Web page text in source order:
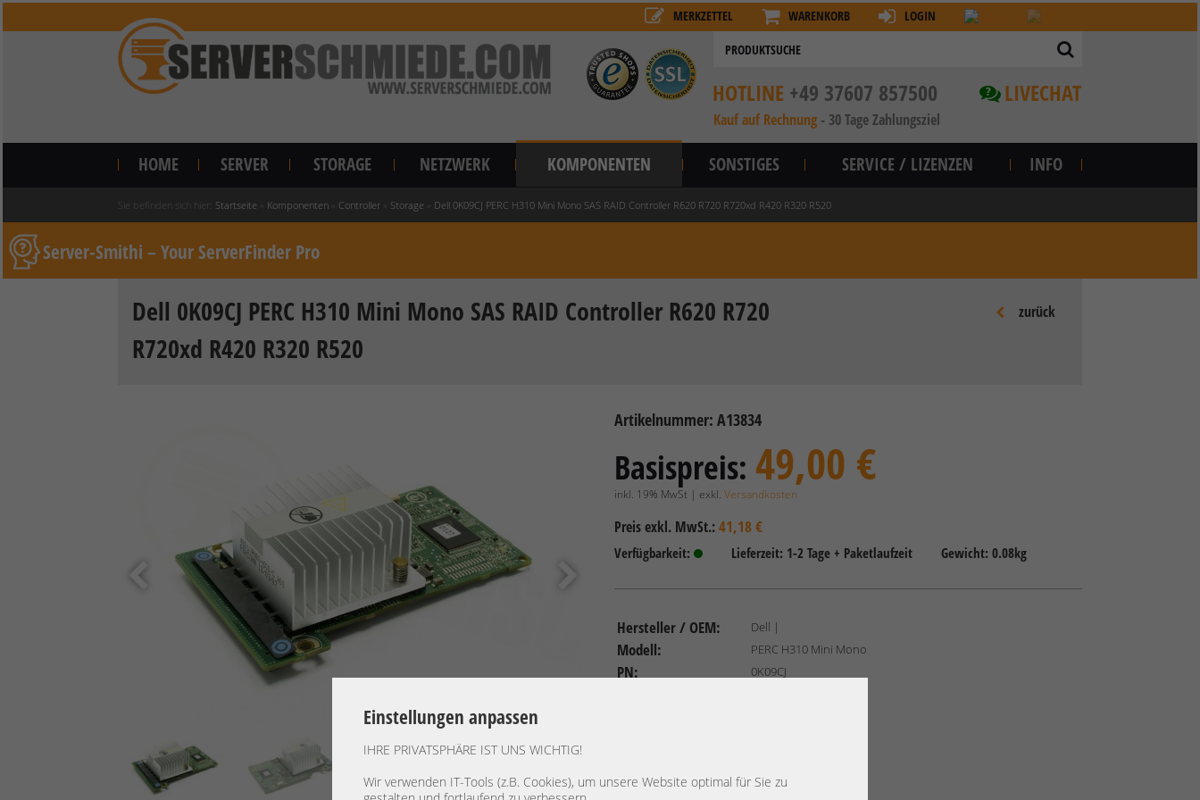
Einstellungen anpassen
IHRE PRIVATSPHÄRE IST UNS WICHTIG!
Wir verwenden IT-Tools (z.B. Cookies), um unsere Website optimal für Sie zu
MERKZETTEL WARENKORB LOGIN
? LIVECHAT
HOTLINE +49 37607 857500
Kauf auf Rechnung - 30 Tage Zahlungsziel
HOME SERVER STORAGE NETZWERK KOMPONENTEN SONSTIGES SERVICE / LIZENZEN INFO
Sie befinden sich hier: Startseite Komponenten Controller Storage Dell 0K09CJ PERC H310 Mini Mono SAS RAID Controller R620 R720 R720xd R420 R320 R520
Server-Smithi – Your ServerFinder Pro
zurück
Dell 0K09CJ PERC H310 Mini Mono SAS RAID Controller R620 R720
R720xd R420 R320 R520
Artikelnummer: A13834
Basispreis: 49,00 €
inkl. 19% MwSt | exkl.Versandkosten
Preis exkl. MwSt.:41,18 €
Verfügbarkeit: Lieferzeit: 1-2 Tage + Paketlaufzeit Gewicht: 0.08kg
Hersteller / OEM: Dell |
Modell: PERC H310 Mini Mono
PN: 0K09CJ
Cache: